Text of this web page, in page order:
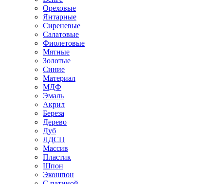
Ореховые
Янтарные
Сиреневые
Салатовые
Фиолетовые
Мятные
Золотые
Синие
Материал
МДФ
Эмаль
Акрил
Береза
Дерево
Дуб
ЛДСП
Массив
Пластик
Шпон
Экошпон